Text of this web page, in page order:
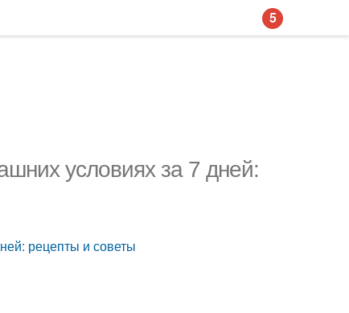
условиях за 7 дней:
рецепты и советы
5